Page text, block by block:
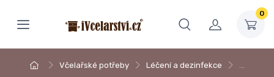
0
Včelařské potřeby Léčení a dezinfekce …